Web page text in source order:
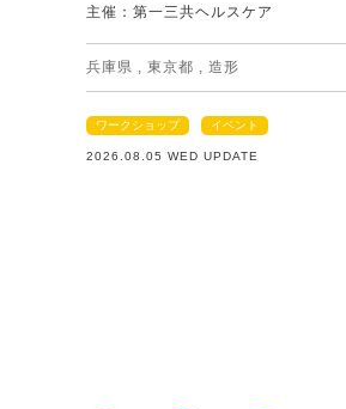
主催：第一三共ヘルスケア
兵庫県 , 東京都 , 造形
ワークショップ イベント
2026.08.05 WED UPDATE